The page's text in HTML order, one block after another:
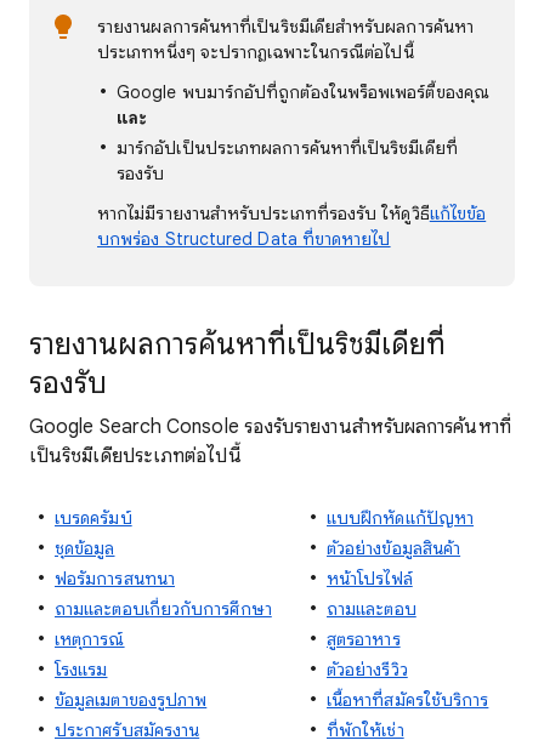
รายงานผลการค้นหาที่เป็นริชมีเดียสำหรับผลการค้นหา
ประเภทหนึ่งๆ จะปรากฏเฉพาะในกรณีต่อไปนี้
Google พบมาร์กอัปที่ถูกต้องในพร็อพเพอร์ตี้ของคุณ
และ
มาร์กอัปเป็นประเภทผลการค้นหาที่เป็นริชมีเดียที่
รองรับ
หากไม่มีรายงานสำหรับประเภทที่รองรับ ให้ดูวิธีแก้ไขข้อ
บกพร่อง Structured Data ที่ขาดหายไป
รายงานผลการค้นหาที่เป็นริชมีเดียที่
รองรับ
Google Search Console รองรับรายงานสำหรับผลการค้นหาที่
เป็นริชมีเดียประเภทต่อไปนี้
เบรดครัมบ์
ชุดข้อมูล
ฟอรัมการสนทนา
ถามและตอบเกี่ยวกับการศึกษา
เหตุการณ์
โรงแรม
ข้อมูลเมตาของรูปภาพ
ประกาศรับสมัครงาน
แบบฝึกหัดแก้ปัญหา
ตัวอย่างข้อมูลสินค้า
หน้าโปรไฟล์
ถามและตอบ
สูตรอาหาร
ตัวอย่างรีวิว
เนื้อหาที่สมัครใช้บริการ
ที่พักให้เช่า